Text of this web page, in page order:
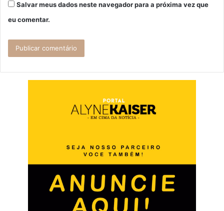
Salvar meus dados neste navegador para a próxima vez que
eu comentar.